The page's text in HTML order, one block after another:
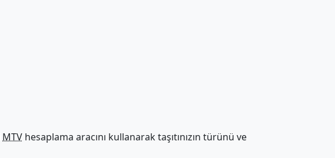
MTV hesaplama aracını kullanarak taşıtınızın türünü ve